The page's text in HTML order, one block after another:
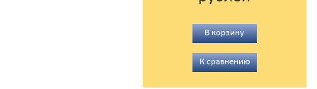
В корзину
К сравнению